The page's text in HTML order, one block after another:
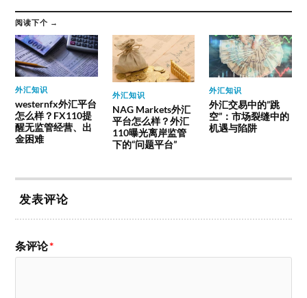
阅读下个 →
外汇知识
westernfx外汇平台
怎么样？FX110提
醒无监管经营、出
金困难
外汇知识
NAG Markets外汇
平台怎么样？外汇
110曝光离岸监管
下的“问题平台”
外汇知识
外汇交易中的”跳
空”：市场裂缝中的
机遇与陷阱
发表评论
条评论*